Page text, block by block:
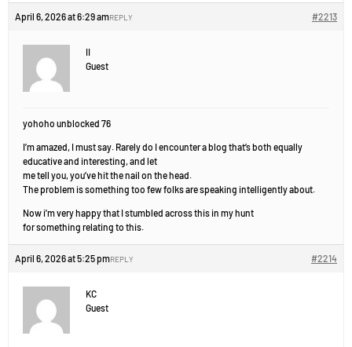
April 6, 2026 at 6:29 am #2213
REPLY
II
Guest
yohoho unblocked 76
I’m amazed, I must say. Rarely do I encounter a blog that’s both equally
educative and interesting, and let
me tell you, you’ve hit the nail on the head.
The problem is something too few folks are speaking intelligently about.
Now i’m very happy that I stumbled across this in my hunt
for something relating to this.
April 6, 2026 at 5:25 pm #2214
REPLY
KC
Guest